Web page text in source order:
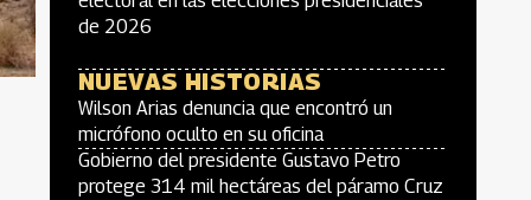
de 2026
NUEVAS HISTORIAS
Wilson Arias denuncia que encontró un
micrófono oculto en su oficina
Gobierno del presidente Gustavo Petro
protege 314 mil hectáreas del páramo Cruz